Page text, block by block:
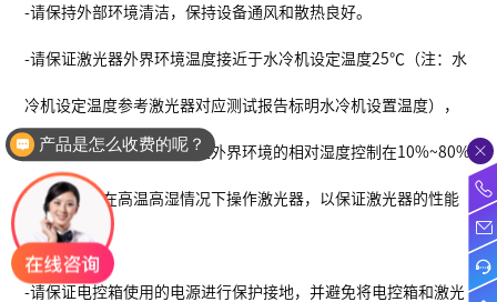
-请保持外部环境清洁，保持设备通风和散热良好。
-请保证激光器外界环境温度接近于水冷机设定温度25℃（注：水
冷机设定温度参考激光器对应测试报告标明水冷机设置温度），
使两者间温差尽量最小，且外界环境的相对湿度控制在10%~80%
范围内，勿在高温高湿情况下操作激光器，以保证激光器的性能
更好。
-请保证电控箱使用的电源进行保护接地，并避免将电控箱和激光
产品是怎么收费的呢？
介绍下你们产品的参数